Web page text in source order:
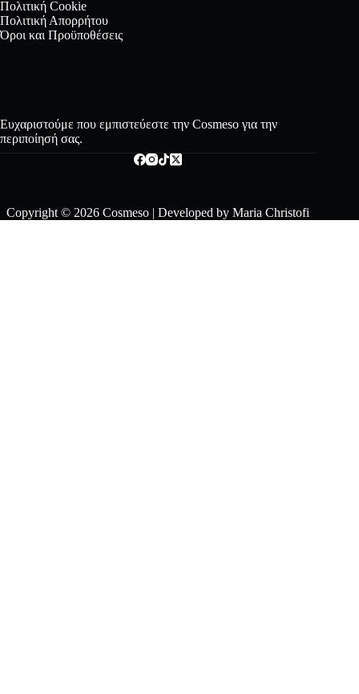
Πολιτική Cookie
Πολιτική Απορρήτου
Όροι και Προϋποθέσεις
Ευχαριστούμε που εμπιστεύεστε την Cosmeso για την
περιποίησή σας.
Copyright © 2026 Cosmeso | Developed byMaria Christofi